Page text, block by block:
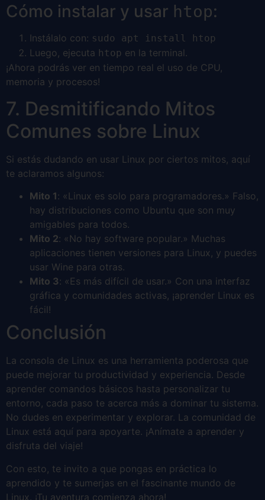
Cómo instalar y usar htop:
Instálalo con: sudo apt install htop
Luego, ejecuta htop en la terminal.
¡Ahora podrás ver en tiempo real el uso de CPU,
memoria y procesos!
7. Desmitificando Mitos
Comunes sobre Linux
Si estás dudando en usar Linux por ciertos mitos, aquí
te aclaramos algunos:
Mito 1: «Linux es solo para programadores.» Falso,
hay distribuciones como Ubuntu que son muy
amigables para todos.
Mito 2: «No hay software popular.» Muchas
aplicaciones tienen versiones para Linux, y puedes
usar Wine para otras.
Mito 3: «Es más difícil de usar.» Con una interfaz
gráfica y comunidades activas, ¡aprender Linux es
fácil!
Conclusión
La consola de Linux es una herramienta poderosa que
puede mejorar tu productividad y experiencia. Desde
aprender comandos básicos hasta personalizar tu
entorno, cada paso te acerca más a dominar tu sistema.
No dudes en experimentar y explorar. La comunidad de
Linux está aquí para apoyarte. ¡Anímate a aprender y
disfruta del viaje!
Con esto, te invito a que pongas en práctica lo
aprendido y te sumerjas en el fascinante mundo de
Linux. ¡Tu aventura comienza ahora!